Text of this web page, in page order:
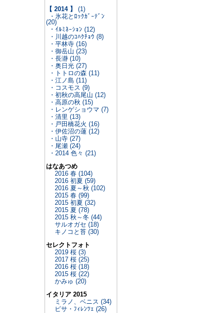
【 2014 】
(1)
・氷花とﾛｯｸｶﾞｰﾃﾞﾝ
(20)
・ｲﾙﾐﾈｰｼｮﾝ (12)
・川越のｺﾊｸﾁｮｳ (8)
・平林寺 (16)
・御岳山 (23)
・長瀞 (10)
・奥日光 (27)
・トトロの森 (11)
・江ノ島 (11)
・コスモス (9)
・初秋の高尾山 (12)
・高原の秋 (15)
・レンゲショウマ (7)
・清里 (13)
・戸田橋花火 (16)
・伊佐沼の蓮 (12)
・山寺 (27)
・尾瀬 (24)
・2014 色々 (21)
はなあつめ
2016 春 (104)
2016 初夏 (59)
2016 夏～秋 (102)
2015 春 (99)
2015 初夏 (32)
2015 夏 (78)
2015 秋～冬 (44)
サルオガセ (18)
キノコと苔 (30)
セレクトフォト
2019 桜 (3)
2017 桜 (25)
2016 桜 (18)
2015 桜 (22)
かみゅ (20)
イタリア 2015
ミラノ、ベニス (34)
ピサ・ﾌｨﾚﾝﾂｪ (26)